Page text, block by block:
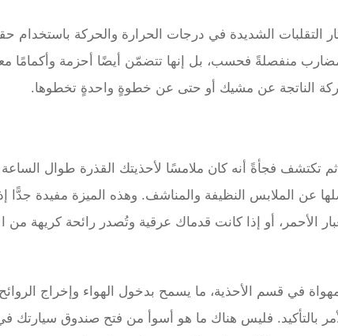
التقلبات الشديدة في درجات الحرارة والحركة باستخدام
منفصلةً فحسب، بل إنها تتضمّن أيضًا أحزمة وأكمامًا
الناتجة عن مشيك أو حتى عن خطوةٍ واحدةٍ تخطوها.
فجأةً أنه كان ملامسًا لأحذيتك القذرة طوال الساعة
عن الملابس النظيفة والمناشف. وهذه الميزة مفيدة جدًّا
الأحمر، أو إذا كانت قدماك عرقية وتُصدر رائحة كريهة من
في قسم الأحذية، ما يسمح بدخول الهواء وإخراج
بالتأكيد. فليس هناك ما هو أسوأ من فتح صندوق سيارتك